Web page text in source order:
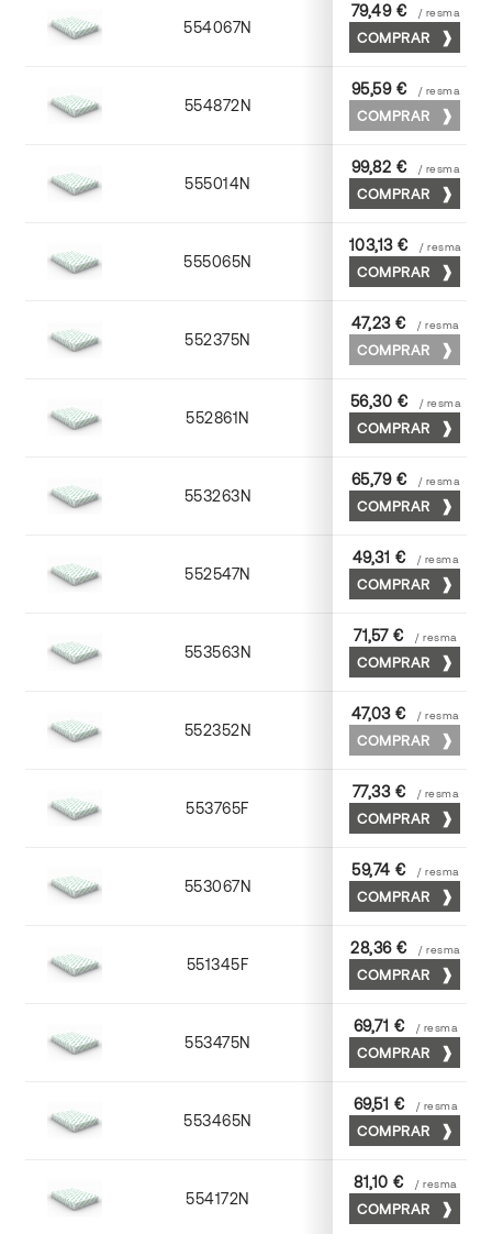
554067N 65 x 90
79,49 € / resma
COMPRAR
554872N 70 x 100
95,59 € / resma
COMPRAR
555014N 72 x 102
99,82 € / resma
COMPRAR
555065N 65 x 90
103,13 € / resma
COMPRAR
552375N 75 x 53
47,23 € / resma
COMPRAR
552861N 63 x 88
56,30 € / resma
COMPRAR
553263N 63 x 88
65,79 € / resma
COMPRAR
552547N 45 x 64
49,31 € / resma
COMPRAR
553563N 63 x 88
71,57 € / resma
COMPRAR
552352N 52 x 70
47,03 € / resma
COMPRAR
553765F 65 x 90
77,33 € / resma
COMPRAR
553067N 65 x 90
59,74 € / resma
COMPRAR
551345F 45 x 64
28,36 € / resma
COMPRAR
553475N 75 x 53
69,71 € / resma
COMPRAR
553465N 65 x 90
69,51 € / resma
COMPRAR
554172N 70 x 100
81,10 € / resma
COMPRAR